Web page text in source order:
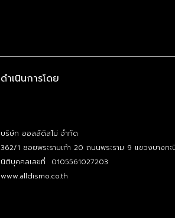
ดำเนินการโดย
บริษัท ออลล์ดิสโม่ จำกัด
362/1 ซอยพระรามเก้า 20 ถนนพระราม 9 แขวงบาง
นิติบุคคลเลขที่ 0105561027203
www.alldismo.co.th